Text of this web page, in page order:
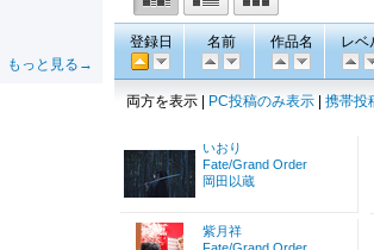
もっと見る→
登録日 名前 作品名 レベ
両方を表示 | PC投稿のみ表示 携帯投
いおり
Fate/Grand Order
岡田以蔵
紫月祥